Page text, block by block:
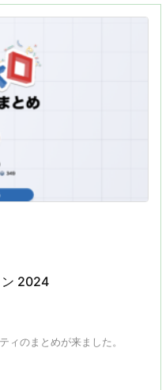
ン 2024
ィのまとめが来ました。